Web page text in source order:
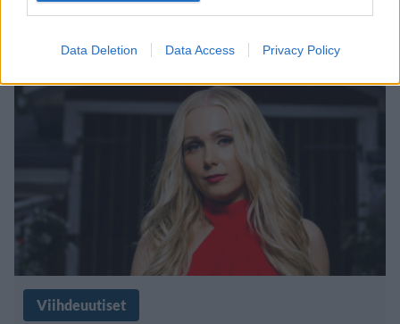
Data Deletion Data Access Privacy Policy
biisivalintoja
Viihdeuutiset